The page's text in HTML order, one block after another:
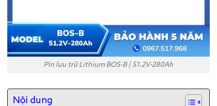
Pin lưu trữ Lithium BOS-B | 51.2V-280Ah
Nội dung